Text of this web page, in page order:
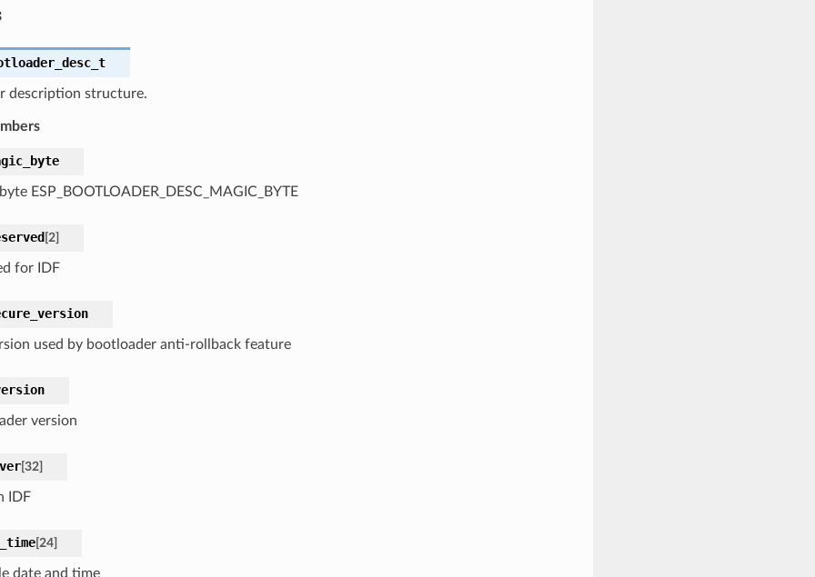
description structure.
ESP_BOOTLOADER_DESC_MAGIC_BYTE
[2]
for IDF
used by bootloader anti-rollback feature
version
[32]
IDF
[24]
date and time